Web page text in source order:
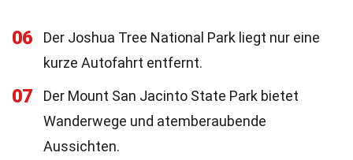
06
Der Joshua Tree National Park liegt nur eine
kurze Autofahrt entfernt.
07
Der Mount San Jacinto State Park bietet
Wanderwege und atemberaubende
Aussichten.